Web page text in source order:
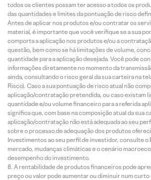
todos os clientes possam ter acesso a todos os
das quantidades e limites da pontuação de risco
Antes de aplicar nos produtos e/ou contratar os
material, é importante que você verifique se a sua
comporta a aplicação nos produtos e/ou a
questão, bem como se há limitações de volume,
quantidade para a aplicação desejada. Você pode
informações diretamente no momento da
ainda, consultando o risco geral da sua carteira na
Risco). Caso a sua pontuação de risco atual não
aplicação/contratação pretendida, ou caso existam
quantidade e/ou volume financeiro para a referida
significa que, com base na composição atual da sua
aplicação/contratação não está adequada ao seu
sobre o processo de adequação dos produtos
Investimentos ao seu perfil de investidor, consulte o
mercado, mudanças climáticas e o cenário
desempenho do investimento.
A rentabilidade de produtos financeiros pode
preço ou valor pode aumentar ou diminuir num curto